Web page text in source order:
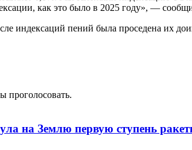
как это было в 2025 году», —
индексаций пений была проседена их
проголосовать.
на Землю первую ступень